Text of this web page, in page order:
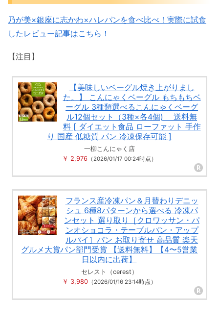
乃が美×銀座に志かわ×ハレパンを食べ比べ！実際に試食
したレビュー記事はこちら！
【注目】
【美味しいベーグル焼き上がりまし
た。】 こんにゃくベーグル もちもちベ
ーグル 3種類選べるこんにゃくベーグ
ル12個セット（3種×各4個) 送料無
料 [ ダイエット食品 ローファット 手作
り 国産 低糖質 パン 冷凍保存可能 ]
一柳こんにゃく店
￥ 2,976 （2026/01/17 00:24時点）
フランス産冷凍パン＆月替わりデニッ
シュ 6種8パターンから選べる 冷凍パ
ンセット 選り取り［クロワッサン・パ
ンオショコラ・テーブルパン・アップ
ルパイ］パン お取り寄せ 高品質 楽天
グルメ大賞パン部門受賞 【送料無料】【4〜5営業
日以内に出荷】
セレスト（cerest）
￥ 3,980 （2026/01/16 23:14時点）